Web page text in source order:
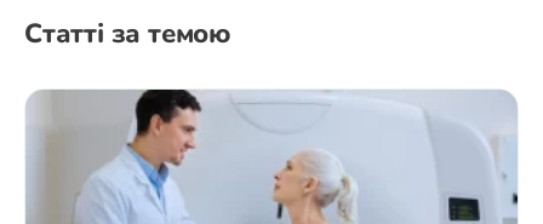
Статті за темою